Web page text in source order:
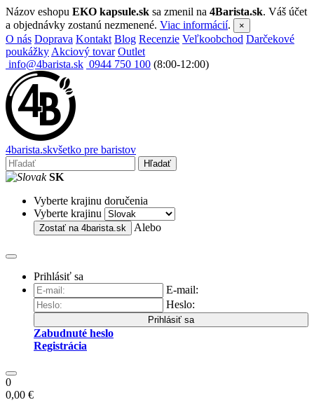
Názov eshopu EKO kapsule.sk sa zmenil na 4Barista.sk. Váš účet
a objednávky zostanú nezmenené. Viac informácií. ×
O nás Doprava Kontakt Blog Recenzie Veľkoobchod Darčekové
poukážky Akciový tovar Outlet
info@4barista.sk 0944 750 100 (8:00-12:00)
4barista.skvšetko pre baristov
Hľadať
SK
Vyberte krajinu doručenia
Vyberte krajinu
Zostať na 4barista.sk Alebo
Prihlásiť sa
E-mail:
Heslo:
Prihlásiť sa
Zabudnuté heslo
Registrácia
0
0,00 €